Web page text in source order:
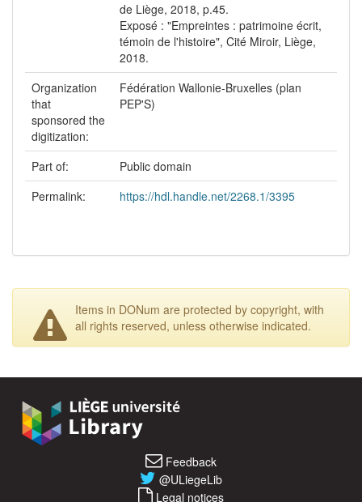
de Liège, 2018, p.45.
Exposé : "Empreintes : patrimoine écrit,
témoin de l'histoire", Cité Miroir, Liège,
2018.
Organization
that
sponsored the
digitization:
Fédération Wallonie-Bruxelles (plan
PEP'S)
Part of:
Public domain
Permalink:
https://hdl.handle.net/2268.1/3395
Items in DONum are protected by copyright, with
all rights reserved, unless otherwise indicated.
Feedback
@ULiegeLib
Legal notices